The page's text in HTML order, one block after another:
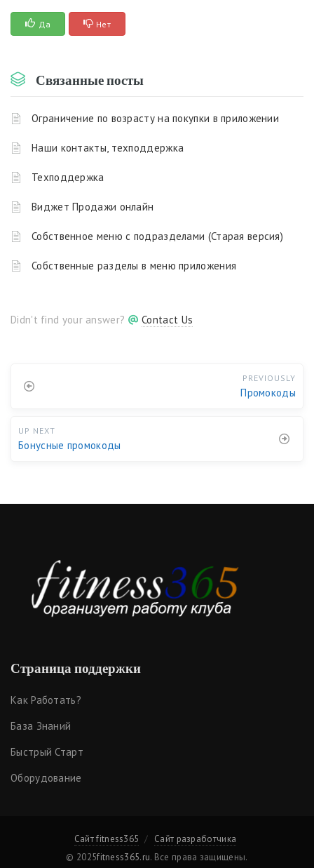
Да Нет
Связанные посты
Ограничение по возрасту на покупки в приложении
Наши контакты, техподдержка
Техподдержка
Виджет Продажи онлайн
Собственное меню с подразделами (Старая версия)
Собственные разделы в меню приложения
Didn't find your answer? Contact Us
PREVIOUSLY
Промокоды
UP NEXT
Бонусные промокоды
Страница поддержки
Как Работать?
База Знаний
Быстрый Старт
Оборудование
Сайт fitness365
Сайт разработчика
© 2025fitness365.ru. Все права защищены.